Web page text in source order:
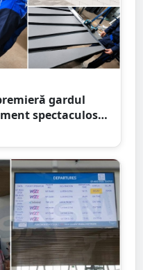
gardul
spectaculos